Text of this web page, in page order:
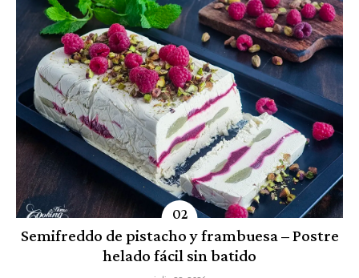
Semifreddo de pistacho y frambuesa – Postre
helado fácil sin batido